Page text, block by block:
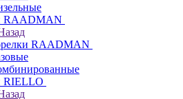
RAADMAN
RAADMAN
RIELLO